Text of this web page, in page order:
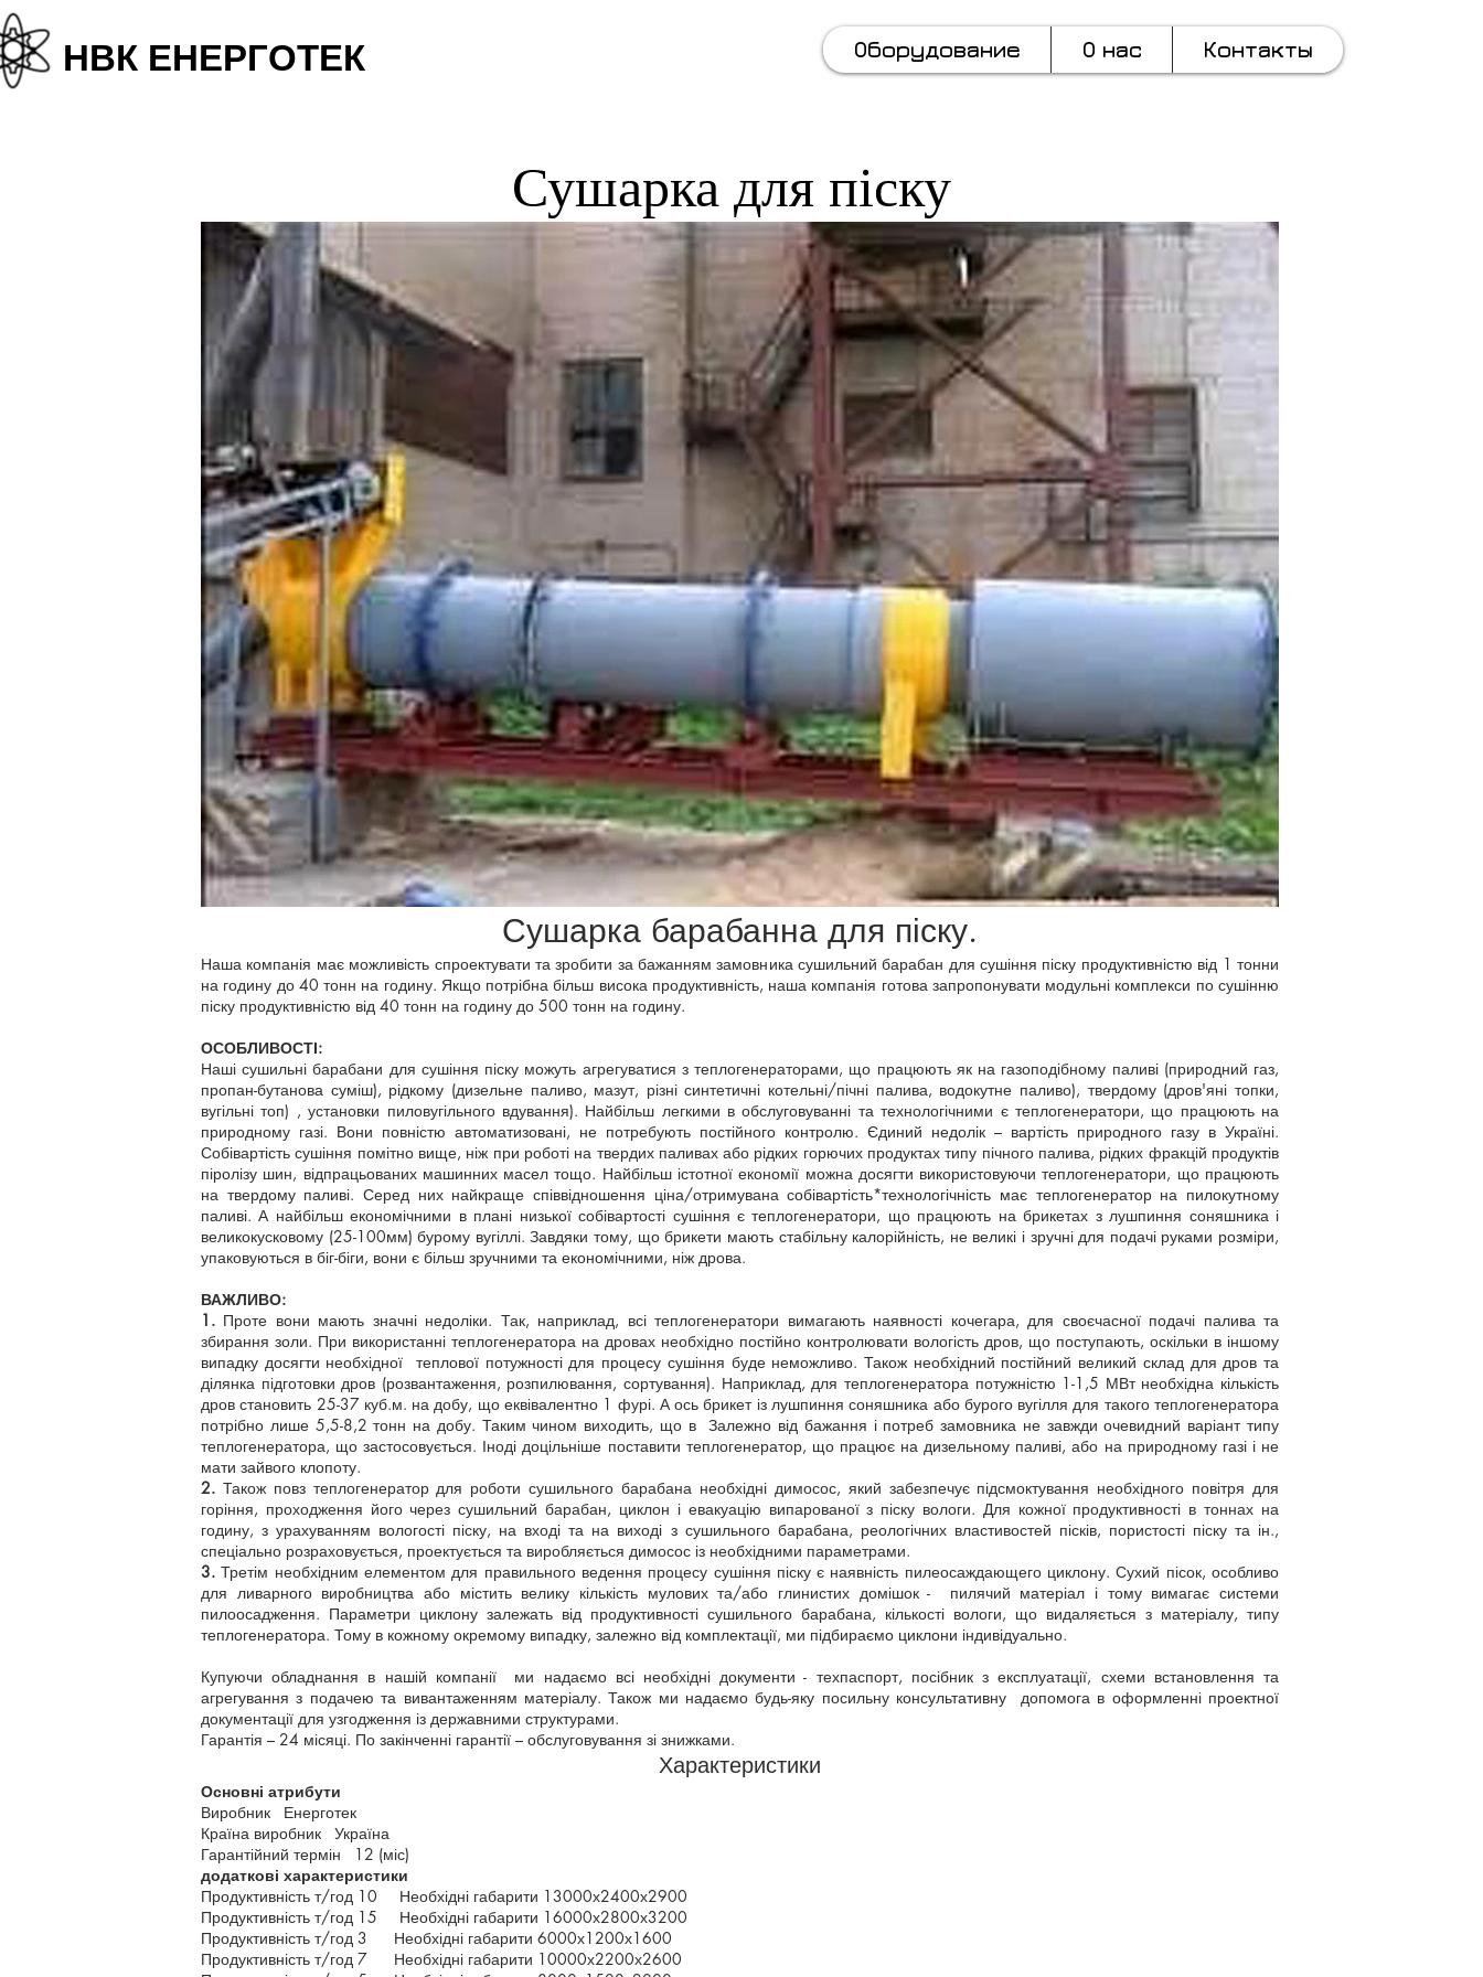
НВК ЕНЕРГОТЕК Оборудование О нас Контакты
Сушарка для піску
Сушарка барабанна для піску.
Наша компанія має можливість спроектувати та зробити за бажанням замовника сушильний барабан для сушіння піску продуктивністю від 1 тонни
на годину до 40 тонн на годину. Якщо потрібна більш висока продуктивність, наша компанія готова запропонувати модульні комплекси по сушінню
піску продуктивністю від 40 тонн на годину до 500 тонн на годину.
ОСОБЛИВОСТІ:
Наші сушильні барабани для сушіння піску можуть агрегуватися з теплогенераторами, що працюють як на газоподібному паливі (природний газ,
пропан-бутанова суміш), рідкому (дизельне паливо, мазут, різні синтетичні котельні/пічні палива, водокутне паливо), твердому (дров'яні топки,
вугільні топ) , установки пиловугільного вдування). Найбільш легкими в обслуговуванні та технологічними є теплогенератори, що працюють на
природному газі. Вони повністю автоматизовані, не потребують постійного контролю. Єдиний недолік – вартість природного газу в Україні.
Собівартість сушіння помітно вище, ніж при роботі на твердих паливах або рідких горючих продуктах типу пічного палива, рідких фракцій продуктів
піролізу шин, відпрацьованих машинних масел тощо. Найбільш істотної економії можна досягти використовуючи теплогенератори, що працюють
на твердому паливі. Серед них найкраще співвідношення ціна/отримувана собівартість*технологічність має теплогенератор на пилокутному
паливі. А найбільш економічними в плані низької собівартості сушіння є теплогенератори, що працюють на брикетах з лушпиння соняшника і
великокусковому (25-100мм) бурому вугіллі. Завдяки тому, що брикети мають стабільну калорійність, не великі і зручні для подачі руками розміри,
упаковуються в біг-біги, вони є більш зручними та економічними, ніж дрова.
ВАЖЛИВО:
1. Проте вони мають значні недоліки. Так, наприклад, всі теплогенератори вимагають наявності кочегара, для своєчасної подачі палива та
збирання золи. При використанні теплогенератора на дровах необхідно постійно контролювати вологість дров, що поступають, оскільки в іншому
випадку досягти необхідної теплової потужності для процесу сушіння буде неможливо. Також необхідний постійний великий склад для дров та
ділянка підготовки дров (розвантаження, розпилювання, сортування). Наприклад, для теплогенератора потужністю 1-1,5 МВт необхідна кількість
дров становить 25-37 куб.м. на добу, що еквівалентно 1 фурі. А ось брикет із лушпиння соняшника або бурого вугілля для такого теплогенератора
потрібно лише 5,5-8,2 тонн на добу. Таким чином виходить, що в Залежно від бажання і потреб замовника не завжди очевидний варіант типу
теплогенератора, що застосовується. Іноді доцільніше поставити теплогенератор, що працює на дизельному паливі, або на природному газі і не
мати зайвого клопоту.
2. Також повз теплогенератор для роботи сушильного барабана необхідні димосос, який забезпечує підсмоктування необхідного повітря для
горіння, проходження його через сушильний барабан, циклон і евакуацію випарованої з піску вологи. Для кожної продуктивності в тоннах на
годину, з урахуванням вологості піску, на вході та на виході з сушильного барабана, реологічних властивостей пісків, пористості піску та ін.,
спеціально розраховується, проектується та виробляється димосос із необхідними параметрами.
3. Третім необхідним елементом для правильного ведення процесу сушіння піску є наявність пилеосаждающего циклону. Сухий пісок, особливо
для ливарного виробництва або містить велику кількість мулових та/або глинистих домішок - пилячий матеріал і тому вимагає системи
пилоосадження. Параметри циклону залежать від продуктивності сушильного барабана, кількості вологи, що видаляється з матеріалу, типу
теплогенератора. Тому в кожному окремому випадку, залежно від комплектації, ми підбираємо циклони індивідуально.
Купуючи обладнання в нашій компанії ми надаємо всі необхідні документи - техпаспорт, посібник з експлуатації, схеми встановлення та
агрегування з подачею та вивантаженням матеріалу. Також ми надаємо будь-яку посильну консультативну допомога в оформленні проектної
документації для узгодження із державними структурами.
Гарантія – 24 місяці. По закінченні гарантії – обслуговування зі знижками.
Характеристики
Основні атрибути
Виробник Енерготек
Країна виробник Україна
Гарантійний термін 12 (міс)
додаткові характеристики
Продуктивність т/год 10 Необхідні габарити 13000х2400х2900
Продуктивність т/год 15 Необхідні габарити 16000х2800х3200
Продуктивність т/год 3 Необхідні габарити 6000х1200х1600
Продуктивність т/год 7 Необхідні габарити 10000х2200х2600